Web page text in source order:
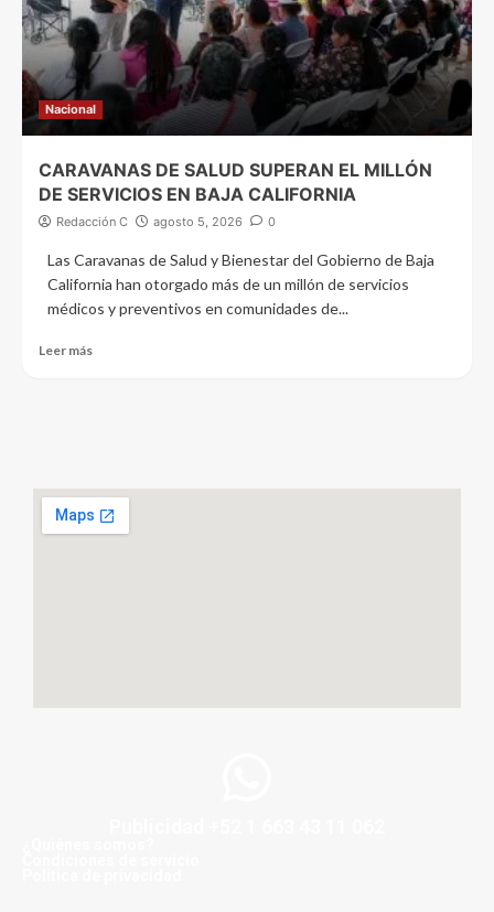
Nacional
CARAVANAS DE SALUD SUPERAN EL MILLÓN
DE SERVICIOS EN BAJA CALIFORNIA
Redacción C agosto 5, 2026 0
Las Caravanas de Salud y Bienestar del Gobierno de Baja
California han otorgado más de un millón de servicios
médicos y preventivos en comunidades de...
Leer más